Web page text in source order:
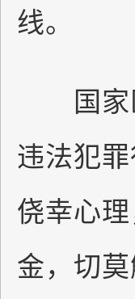
线。
国家
违法犯
侥幸心
金，切